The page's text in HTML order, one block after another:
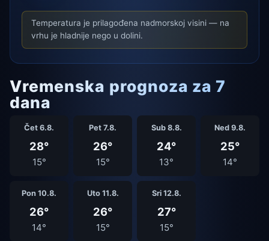
Temperatura je prilagođena nadmorskoj visini — na
vrhu je hladnije nego u dolini.
Vremenska prognoza za 7
dana
Čet 6.8.
28°
15°
Pet 7.8.
26°
15°
Sub 8.8.
24°
13°
Ned 9.8.
25°
14°
Pon 10.8.
26°
14°
Uto 11.8.
26°
15°
Sri 12.8.
27°
15°